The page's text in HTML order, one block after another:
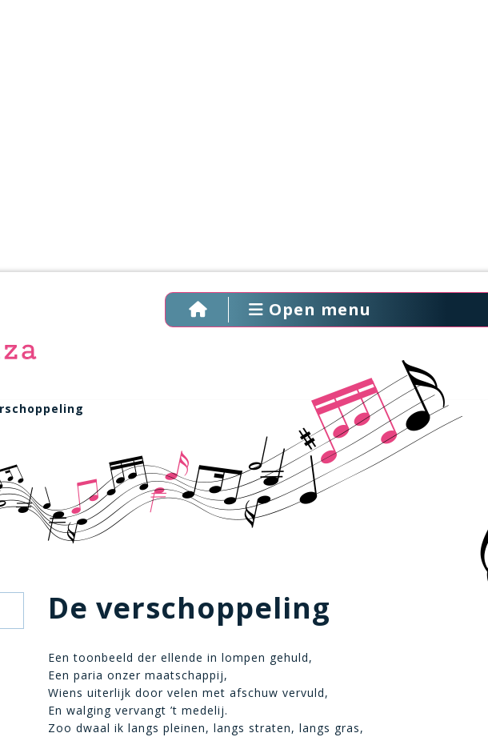
Open menu
De verschoppeling
Een toonbeeld der ellende in lompen gehuld,
Een paria onzer maatschappij,
Wiens uiterlijk door velen met afschuw vervuld,
En walging vervangt ’t medelij.
Zoo dwaal ik langs pleinen, langs straten, langs gras,